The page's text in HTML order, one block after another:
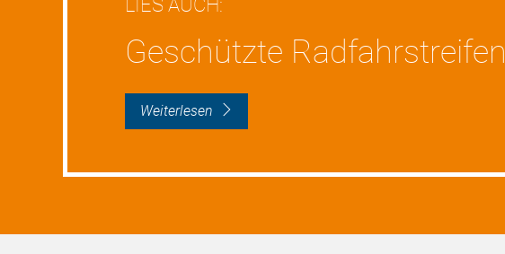
LIES AUCH:
Geschützte Radfahrstreifen
weiterlesen